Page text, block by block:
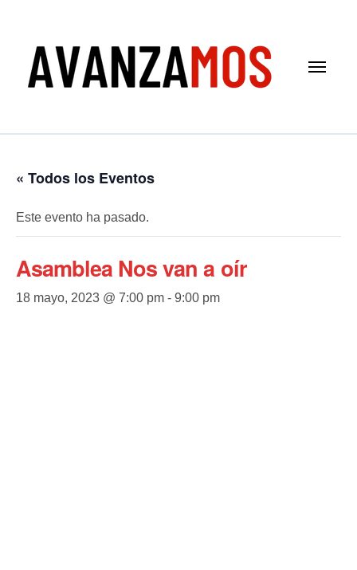
« Todos los Eventos
Este evento ha pasado.
Asamblea Nos van a oír
18 mayo, 2023 @ 7:00 pm - 9:00 pm